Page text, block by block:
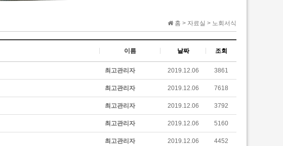
홈 > 자료실 > 노회서식
이름 날짜 조회
최고관리자 2019.12.06 3861
최고관리자 2019.12.06 7618
최고관리자 2019.12.06 3792
최고관리자 2019.12.06 5160
최고관리자 2019.12.06 4452